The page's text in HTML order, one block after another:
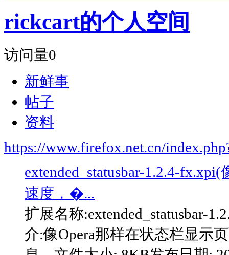
rickcart的个人空间
访问量0
新鲜事
帖子
资料
https://www.firefox.net.cn/
extended_statusbar-1.2.4-
速度，�...
扩展名称:extended_statusbar-
介:像Opera那样在状态栏显示